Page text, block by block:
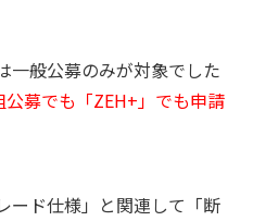
一般公募のみが対象でした
公募でも「ZEH+」でも申請
ド仕様」と関連して「断